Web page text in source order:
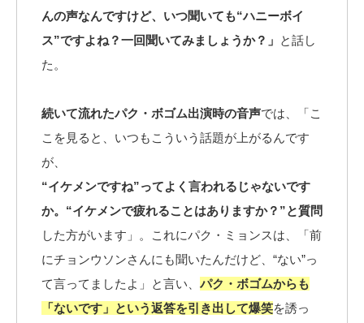
んの声なんですけど、いつ聞いても“ハニーボイ
ス”ですよね？一回聞いてみましょうか？」 と話し
た。
続いて流れたパク・ボゴム出演時の音声では、「こ
こを見ると、いつもこういう話題が上がるんです
が、
“イケメンですね”ってよく言われるじゃないです
か。“イケメンで疲れることはありますか？”と質問
した方がいます」。これにパク・ミョンスは、「前
にチョンウソンさんにも聞いたんだけど、“ない”っ
て言ってましたよ」と言い、 パク・ボゴムからも
「ないです」という返答を引き出して爆笑を誘っ